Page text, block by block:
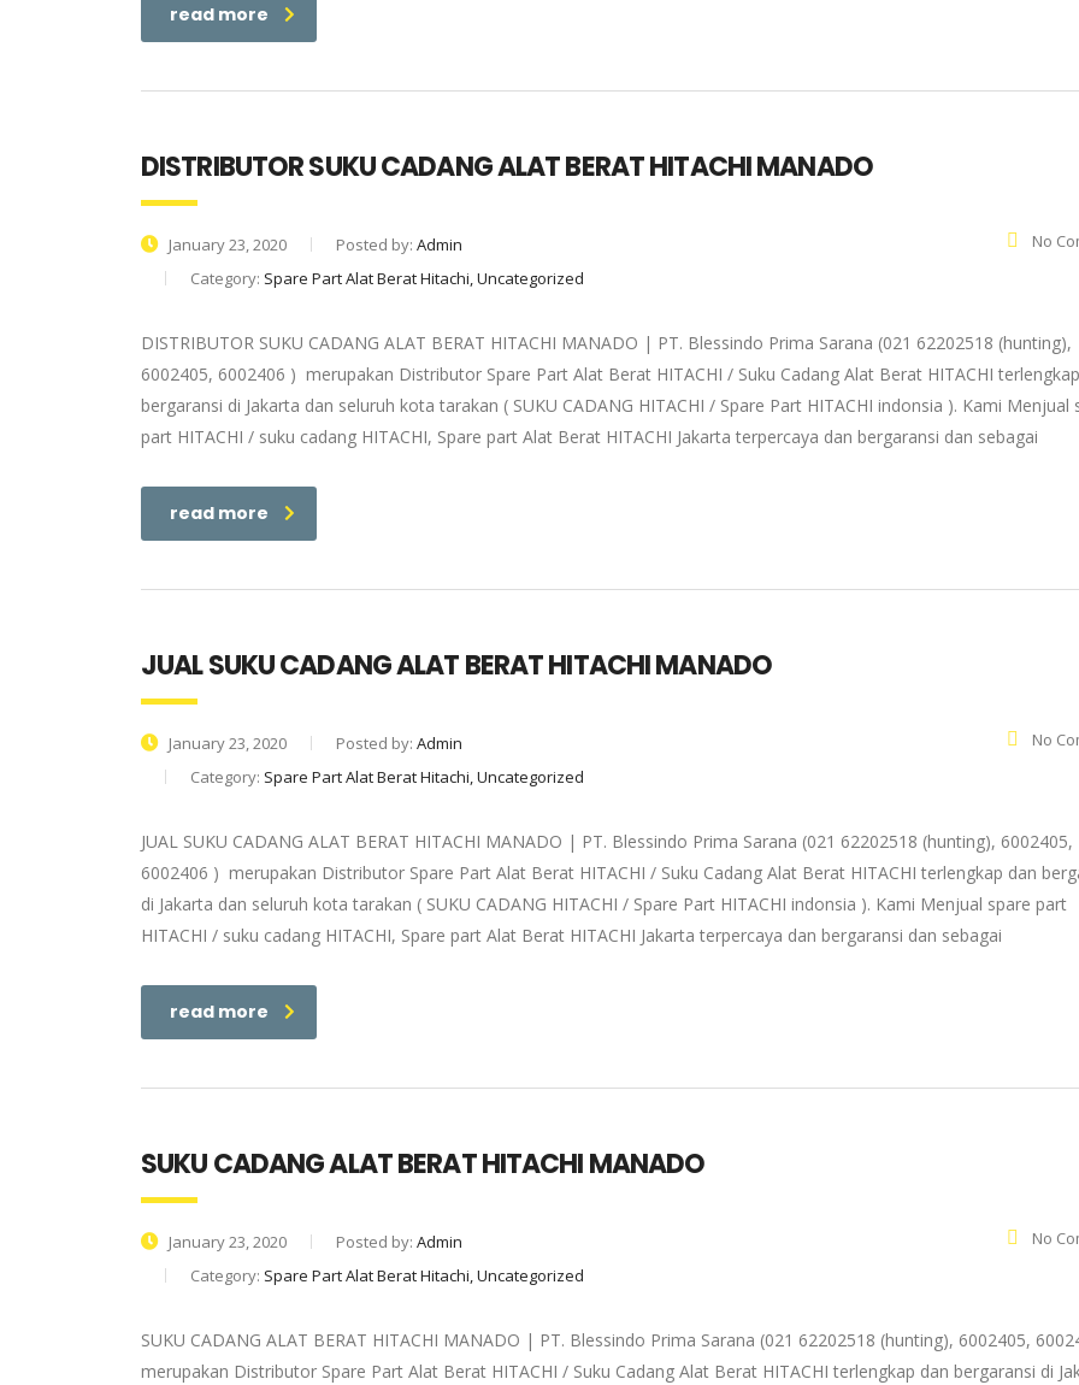
read more
DISTRIBUTOR SUKU CADANG ALAT BERAT HITACHI MANADO
January 23, 2020 Posted by: Admin
Category: Spare Part Alat Berat Hitachi, Uncategorized
No
DISTRIBUTOR SUKU CADANG ALAT BERAT HITACHI MANADO | PT. Blessindo Prima Sarana (021 62202518 (hunting),
6002405, 6002406 ) merupakan Distributor Spare Part Alat Berat HITACHI / Suku Cadang Alat Berat HITACHI
bergaransi di Jakarta dan seluruh kota tarakan ( SUKU CADANG HITACHI / Spare Part HITACHI indonsia ). Kami Menjual
part HITACHI / suku cadang HITACHI, Spare part Alat Berat HITACHI Jakarta terpercaya dan bergaransi dan sebagai
read more
JUAL SUKU CADANG ALAT BERAT HITACHI MANADO
January 23, 2020 Posted by: Admin
Category: Spare Part Alat Berat Hitachi, Uncategorized
No
JUAL SUKU CADANG ALAT BERAT HITACHI MANADO | PT. Blessindo Prima Sarana (021 62202518 (hunting), 6002405,
6002406 ) merupakan Distributor Spare Part Alat Berat HITACHI / Suku Cadang Alat Berat HITACHI terlengkap dan
di Jakarta dan seluruh kota tarakan ( SUKU CADANG HITACHI / Spare Part HITACHI indonsia ). Kami Menjual spare part
HITACHI / suku cadang HITACHI, Spare part Alat Berat HITACHI Jakarta terpercaya dan bergaransi dan sebagai
read more
SUKU CADANG ALAT BERAT HITACHI MANADO
January 23, 2020 Posted by: Admin
Category: Spare Part Alat Berat Hitachi, Uncategorized
No
SUKU CADANG ALAT BERAT HITACHI MANADO | PT. Blessindo Prima Sarana (021 62202518 (hunting), 6002405,
merupakan Distributor Spare Part Alat Berat HITACHI / Suku Cadang Alat Berat HITACHI terlengkap dan bergaransi di